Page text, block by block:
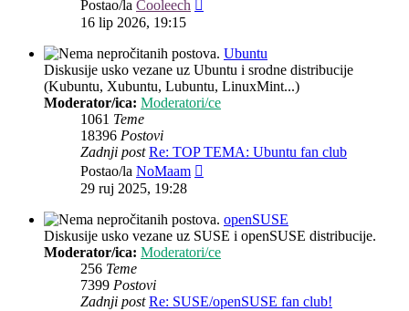
Postao/la Cooleech
16 lip 2026, 19:15
Ubuntu
Diskusije usko vezane uz Ubuntu i srodne distribucije
(Kubuntu, Xubuntu, Lubuntu, LinuxMint...)
Moderator/ica: Moderatori/ce
1061 Teme
18396 Postovi
Zadnji post Re: TOP TEMA: Ubuntu fan club
Postao/la NoMaam
29 ruj 2025, 19:28
openSUSE
Diskusije usko vezane uz SUSE i openSUSE distribucije.
Moderator/ica: Moderatori/ce
256 Teme
7399 Postovi
Zadnji post Re: SUSE/openSUSE fan club!